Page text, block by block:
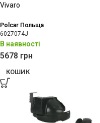
Vivaro
Polcar Польща
6027074J
В наявності
5678 грн
КОШИК